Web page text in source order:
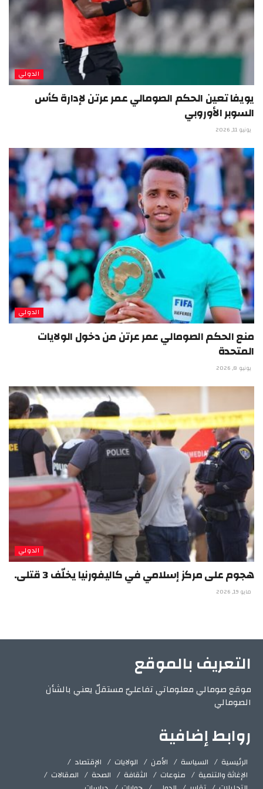
الدولي
يويفا تعين الحكم الصومالي عمر عرتن لإدارة كأس
السوبر الأوروبي
يونيو 11, 2026
الدولي
منع الحكم الصومالي عمر عرتن من دخول الولايات
المتحدة
يونيو 8, 2026
الدولي
هجوم على مركز إسلامي في كاليفورنيا يخلّف 3 قتلى.
مايو 19, 2026
التعريف بالموقع
موقع صومالي معلوماتي تفاعليّ مستقلّ يعني بالشأن
الصومالي
روابط إضافية
الرئيسية السياسة الأمن الولايات
الإقتصاد
الإغاثة والتنمية
منوعات الثقافة الصحة
المقالات